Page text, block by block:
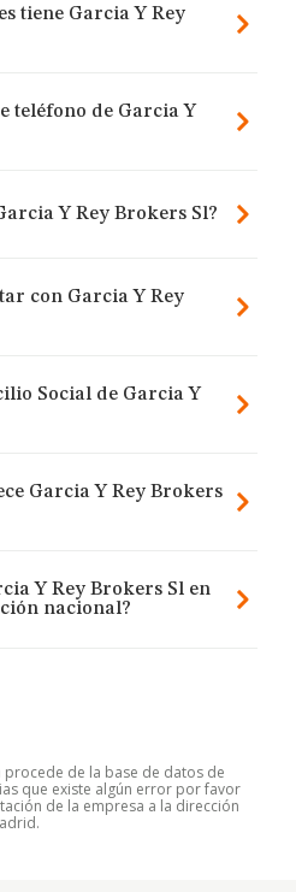
tiene Garcia Y Rey
teléfono de Garcia Y
Y Rey Brokers Sl?
con Garcia Y Rey
Social de Garcia Y
Garcia Y Rey Brokers
Y Rey Brokers Sl en
nacional?
de la base de datos de
que existe algún error por favor
de la empresa a la dirección